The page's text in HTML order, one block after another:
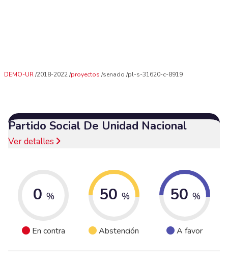
DEMO-UR 2018-2022 proyectos senado pl-s-31620-c-8919
Partido Social De Unidad Nacional
Ver detalles
0 %
En contra
50 %
Abstención
50 %
A favor